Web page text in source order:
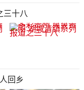
三十八
回乡